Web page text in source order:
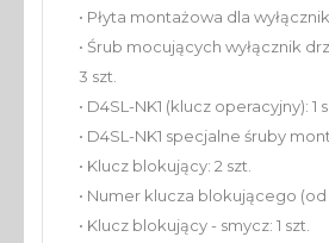
• Płyta montażowa dla
• Śrub mocujących wyłącznik
3 szt.
• D4SL-NK1 (klucz operacyjny): 1
• D4SL-NK1 specjalne śruby
• Klucz blokujący: 2 szt.
• Numer klucza blokującego (od
• Klucz blokujący - smycz: 1 szt.